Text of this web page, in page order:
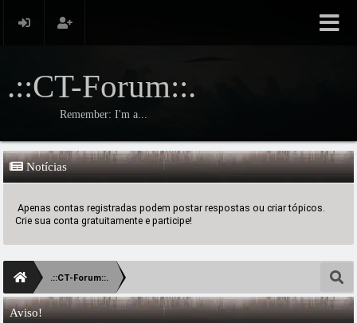
.::CT-Forum::.
Remember: I'm a...
Notícias
Apenas contas registradas podem postar respostas ou criar tópicos.
Crie sua conta gratuitamente e participe!
.::CT-Forum::.
Aviso!